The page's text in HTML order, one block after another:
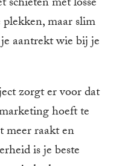
maar slim
aantrekt wie bij je
zorgt er voor dat
hoeft te
meer raakt en
is je beste